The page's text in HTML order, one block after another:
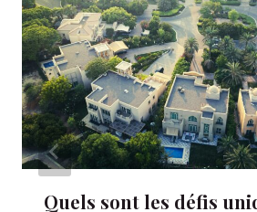
Quels sont les défis